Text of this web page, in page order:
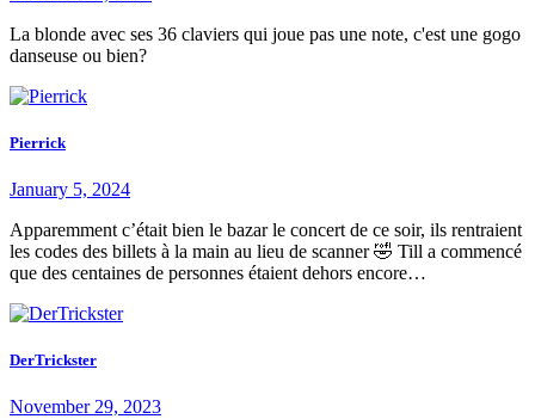
La blonde avec ses 36 claviers qui joue pas une note, c'est une gogo
danseuse ou bien?
Pierrick
January 5, 2024
Apparemment c’était bien le bazar le concert de ce soir, ils rentraient
les codes des billets à la main au lieu de scanner 🤣 Till a commencé
que des centaines de personnes étaient dehors encore…
DerTrickster
November 29, 2023